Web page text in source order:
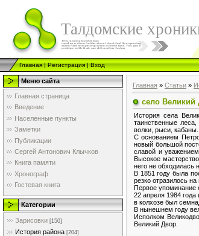
Талдомские
Главная|Регистрация|Вход
Меню сайта
Главная страница
Введение
Населенные пункты
Заметки
Публикации
Сергей Антонович Клычков
Книга памяти
Хронограф
Гостевая книга
Категории
Зарисовки [150]
История района [204]
Главная » Статьи »
село Великий
История села
таинственные
волки, рыси, кабаны.
С основанием
новый большой
славой и
Высокое
него не обходилась
В 1851 году была
резко отразилось
Первое упоминание
22 апреля 1984
в колхозе был
В нынешнем году
Исполком
Великий Двор.